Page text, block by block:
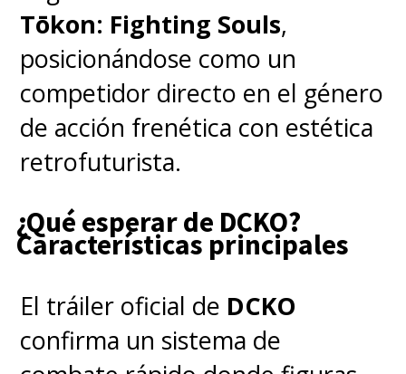
Sea como sea, esto no será lo
último que veamos del
antihéroe que prometíasacudir
la jerarquía de poder en el
A 5.000 años de haber sido
dotado de los poderes
omnipotentes de los antiguos
dioses y ser encarcelado, la
Tōkon: Fighting Souls,
posicionándose como un
competidor directo en el género
de acción frenética con estética
retrofuturista.
¿Qué esperar de DCKO?
Características principales
El tráiler oficial de DCKO
confirma un sistema de